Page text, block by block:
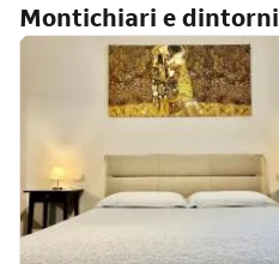
Montichiari e dintorni